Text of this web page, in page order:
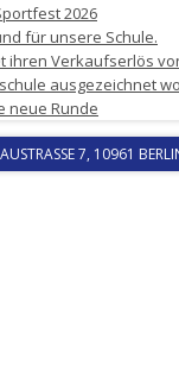
2026
für unsere Schule.
ihren Verkaufserlös
ausgezeichnet
neue Runde
7, 10961 BERLIN